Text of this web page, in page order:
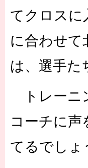
てクロスに
に合わせて
は、選手た
トレーニ
コーチに声
てるでしょ